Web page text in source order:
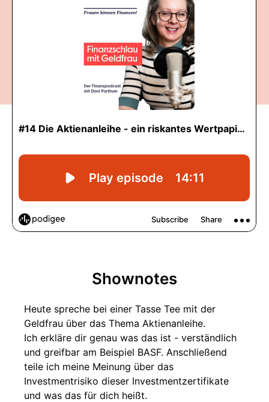
Shownotes
Heute spreche bei einer Tasse Tee mit der
Geldfrau über das Thema Aktienanleihe.
Ich erkläre dir genau was das ist - verständlich
und greifbar am Beispiel BASF. Anschließend
teile ich meine Meinung über das
Investmentrisiko dieser Investmentzertifikate
und was das für dich heißt.